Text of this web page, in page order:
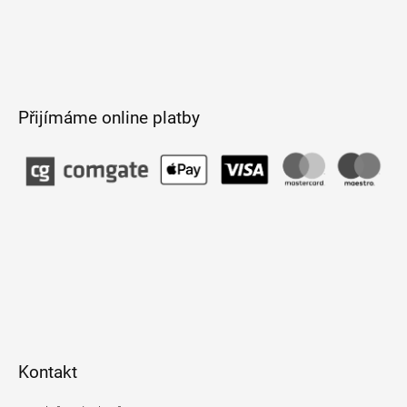
Přijímáme online platby
Kontakt